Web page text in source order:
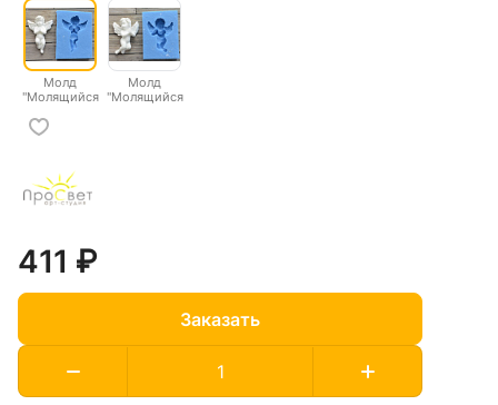
Молд
"Молящийся
Молд
"Молящийся
411 ₽
Заказать